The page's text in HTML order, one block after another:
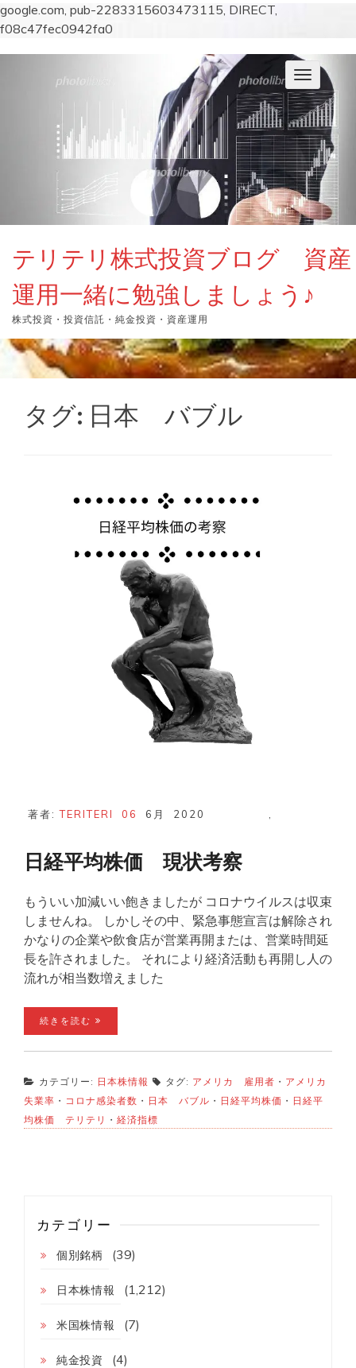
google.com, pub-2283315603473115, DIRECT,
f08c47fec0942fa0
ナ
ビ
ゲ
ー
シ
ョ
ン
を
切
り
替
テリテリ株式投資ブログ 資産
運用一緒に勉強しましょう♪
株式投資・投資信託・純金投資・資産運用
タグ: 日本 バブル
著者:TERITERI 06 6月 2020
日経平均株価 現状考察
もういい加減いい飽きましたが コロナウイルスは収束
しませんね。 しかしその中、緊急事態宣言は解除され
かなりの企業や飲食店が営業再開または、営業時間延
長を許されました。 それにより経済活動も再開し人の
流れが相当数増えました
続きを読む
カテゴリー: 日本株情報 タグ: アメリカ 雇用者 ・ アメリカ
失業率 ・ コロナ感染者数 ・ 日本 バブル ・ 日経平均株価 ・ 日経平
均株価 テリテリ ・ 経済指標
カテゴリー
個別銘柄 (39)
日本株情報 (1,212)
米国株情報 (7)
純金投資 (4)